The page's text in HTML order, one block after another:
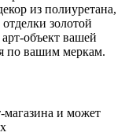
из полиуретана,
золотой
объект вашей
по вашим меркам.
магазина и может